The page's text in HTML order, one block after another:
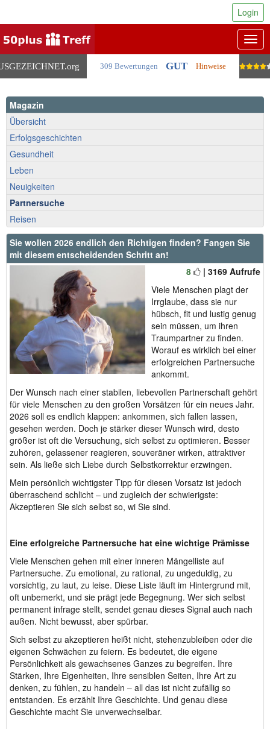
.org 309 Bewertungen GUT Hinweise
Login
Magazin
Übersicht
Erfolgsgeschichten
Gesundheit
Leben
Neuigkeiten
Partnersuche
Reisen
Sie wollen 2026 endlich den Richtigen finden? Fangen Sie
mit diesem entscheidenden Schritt an!
8
| 3169 Aufrufe
Viele Menschen plagt der
Irrglaube, dass sie nur
hübsch, fit und lustig genug
sein müssen, um ihren
Traumpartner zu finden.
Worauf es wirklich bei einer
erfolgreichen Partnersuche
ankommt.
Der Wunsch nach einer stabilen, liebevollen Partnerschaft gehört
für viele Menschen zu den großen Vorsätzen für ein neues Jahr.
2026 soll es endlich klappen: ankommen, sich fallen lassen,
gesehen werden. Doch je stärker dieser Wunsch wird, desto
größer ist oft die Versuchung, sich selbst zu optimieren. Besser
zuhören, gelassener reagieren, souveräner wirken, attraktiver
sein. Als ließe sich Liebe durch Selbstkorrektur erzwingen.
Mein persönlich wichtigster Tipp für diesen Vorsatz ist jedoch
überraschend schlicht – und zugleich der schwierigste:
Akzeptieren Sie sich selbst so, wi Sie sind.
Eine erfolgreiche Partnersuche hat eine wichtige Prämisse
Viele Menschen gehen mit einer inneren Mängelliste auf
Partnersuche. Zu emotional, zu rational, zu ungeduldig, zu
vorsichtig, zu laut, zu leise. Diese Liste läuft im Hintergrund mit,
oft unbemerkt, und sie prägt jede Begegnung. Wer sich selbst
permanent infrage stellt, sendet genau dieses Signal auch nach
außen. Nicht bewusst, aber spürbar.
Sich selbst zu akzeptieren heißt nicht, stehenzubleiben oder die
eigenen Schwächen zu feiern. Es bedeutet, die eigene
Persönlichkeit als gewachsenes Ganzes zu begreifen. Ihre
Stärken, Ihre Eigenheiten, Ihre sensiblen Seiten, Ihre Art zu
denken, zu fühlen, zu handeln – all das ist nicht zufällig so
entstanden. Es erzählt Ihre Geschichte. Und genau diese
Geschichte macht Sie unverwechselbar.